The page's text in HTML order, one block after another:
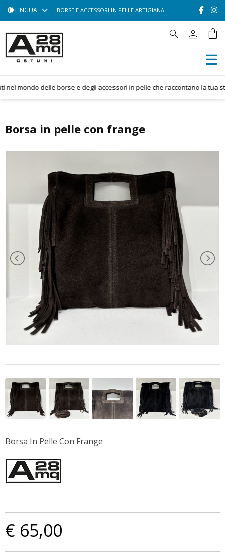
HOME
ACCESSORI
LINGUA BORSE E ACCESSORI IN PELLE ARTIGIANALI
search person shopping_bag
mondo delle borse e degli accessori in pelle che raccontano la tua
Borsa in pelle con frange
Borsa In Pelle Con Frange
€ 65,00